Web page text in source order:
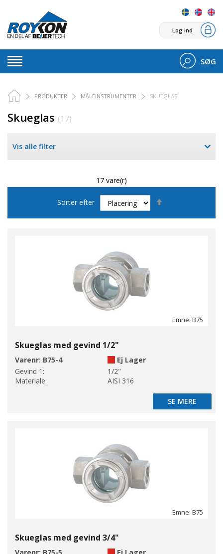
Log ind
SØG
PRODUKTER MÅLEINSTRUMENTER SKUEGLAS
Skueglas (17)
Vis alle filter
17 vare(r)
Sorter efter
Emne: B75
Skueglas med gevind 1/2"
Varenr: B75-4
Ej Lager
Gevind 1:
1/2"
Materiale:
AISI 316
SE MERE
SE MERE
Emne: B75
Skueglas med gevind 3/4"